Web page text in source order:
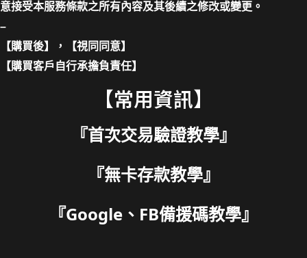
意接受本服務條款之所有內容及其後續之修改或變更。
–
【購買後】，【視同同意】
【購買客戶自行承擔負責任】
【常用資訊】
『首次交易驗證教學』
『無卡存款教學』
『Google、FB備援碼教學』